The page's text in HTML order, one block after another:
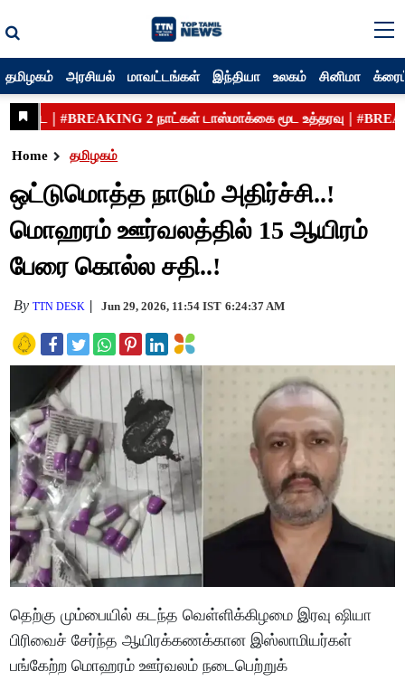
தமிழகம் அரசியல் மாவட்டங்கள் இந்தியா உலகம் சினிமா
Home தமிழகம்
ஒட்டுமொத்த நாடும் அதிர்ச்சி..!
மொஹரம் ஊர்வலத்தில் 15 ஆயிரம்
பேரை கொல்ல சதி..!
ByTTN DESK Jun 29, 2026, 11:54 IST 6:24:37 AM
தெற்கு மும்பையில் கடந்த வெள்ளிக்கிழமை இரவு ஷியா
பிரிவைச் சேர்ந்த ஆயிரக்கணக்கான இஸ்லாமியர்கள்
பங்கேற்ற மொஹரம் ஊர்வலம் நடைபெற்றுக்